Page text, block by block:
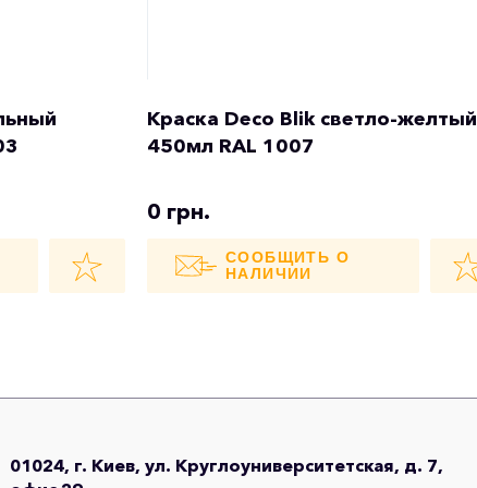
Краска Deco Blik светло-желтый
450мл RAL 1007
0 грн.
СООБЩИТЬ О
НАЛИЧИИ
01024, г. Киев, ул. Круглоуниверситетская, д. 7,